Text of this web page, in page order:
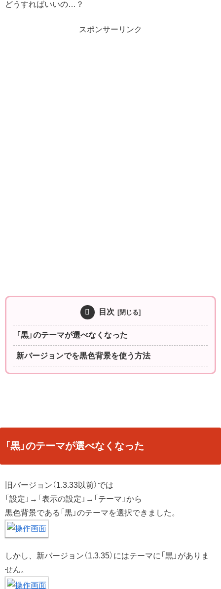
どうすればいいの…？
スポンサーリンク
目次
「黒」のテーマが選べなくなった
新バージョンでを黒色背景を使う方法
「黒」のテーマが選べなくなった
旧バージョン（1.3.33以前）では
「設定」→「表示の設定」→「テーマ」から
黒色背景である「黒」のテーマを選択できました。
しかし、新バージョン（1.3.35）にはテーマに「黒」がありま
せん。